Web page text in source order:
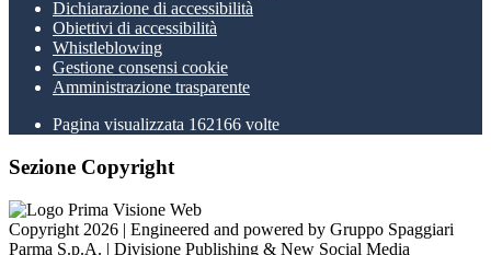
Dichiarazione di accessibilità
Obiettivi di accessibilità
Whistleblowing
Gestione consensi cookie
Amministrazione trasparente
Pagina visualizzata 162166 volte
Sezione Copyright
Copyright 2026 | Engineered and powered by Gruppo Spaggiari
Parma S.p.A. | Divisione Publishing & New Social Media